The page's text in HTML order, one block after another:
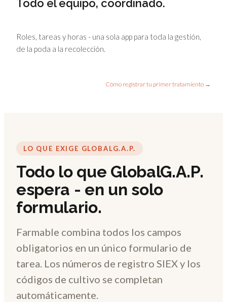
Todo el equipo, coordinado.
Roles, tareas y horas - una sola app para toda la gestión,
de la poda a la recolección.
Cómo registrar tu primer tratamiento →
LO QUE EXIGE GLOBALG.A.P.
Todo lo que GlobalG.A.P.
espera - en un solo
formulario.
Farmable combina todos los campos
obligatorios en un único formulario de
tarea. Los números de registro SIEX y los
códigos de cultivo se completan
automáticamente.